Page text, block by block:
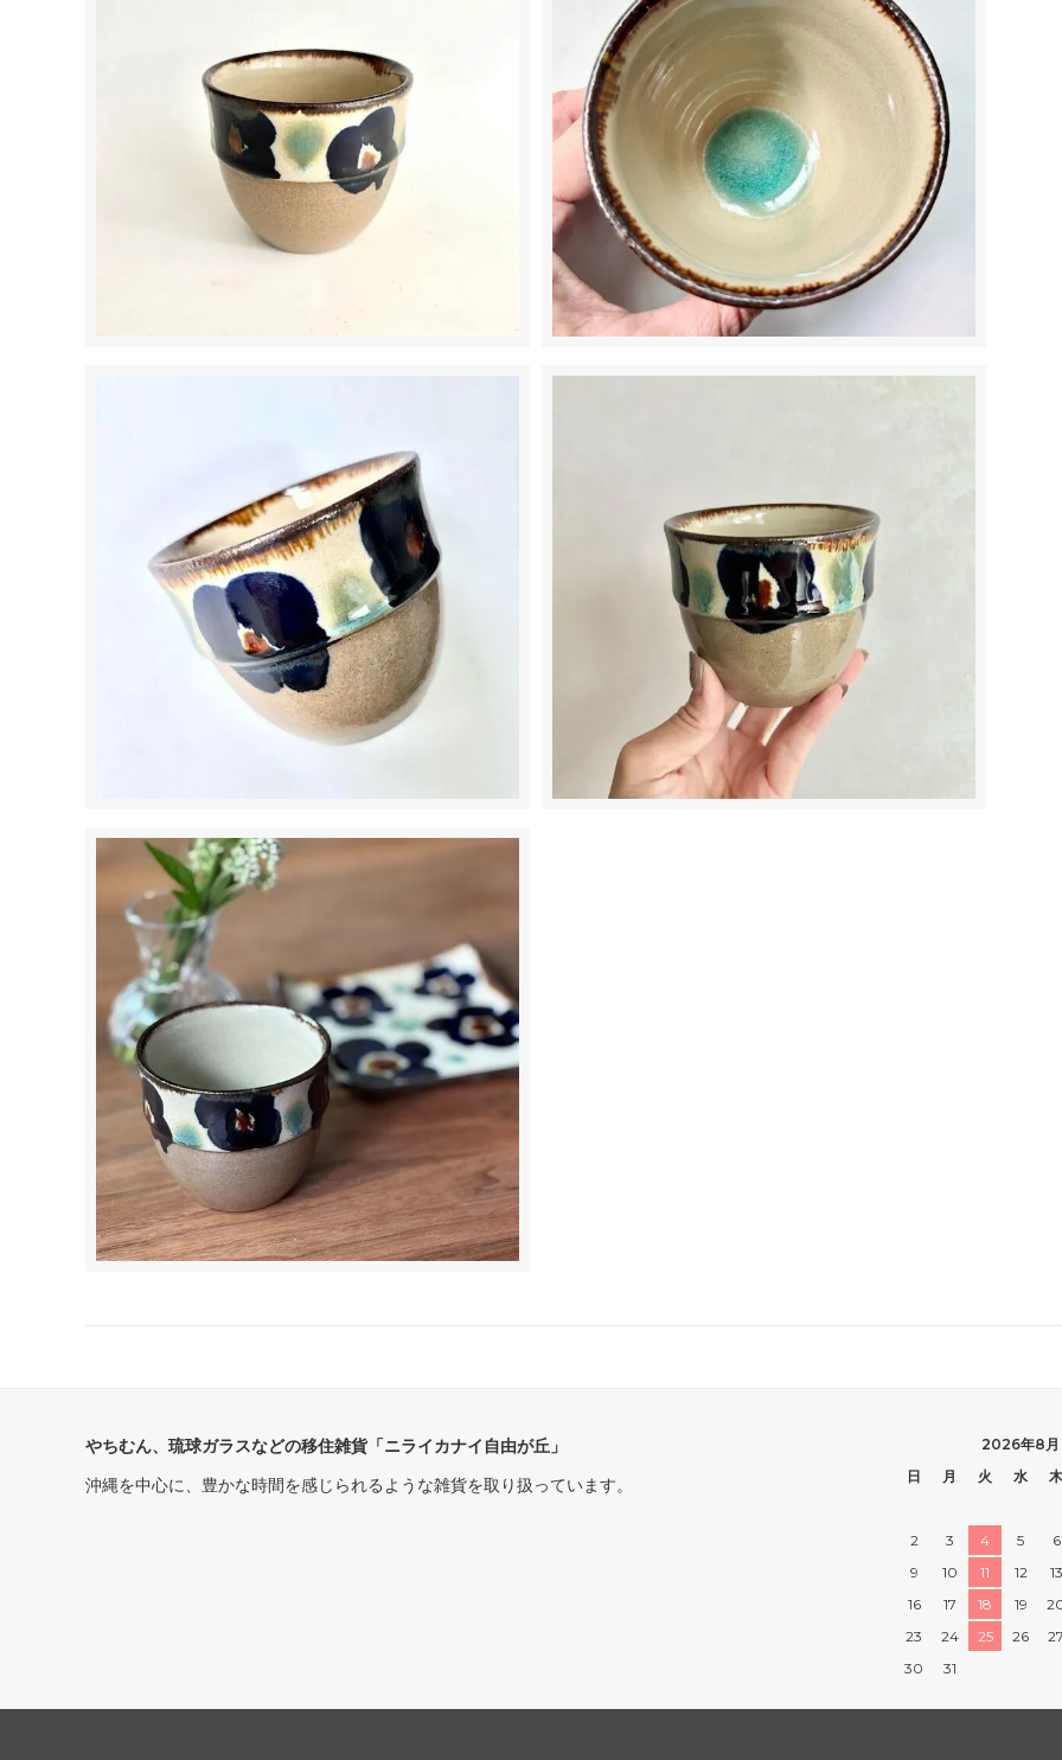
やちむん、琉球ガラスなどの移住雑貨「ニライカナイ自由が丘」
沖縄を中心に、豊かな時間を感じられるような雑貨を取り扱っています。
2026年8月
日
月 火 水 木
2
3 4 5 6
9
10 11 12 13
16
17 18 19
23
24 25 26 27
30
31